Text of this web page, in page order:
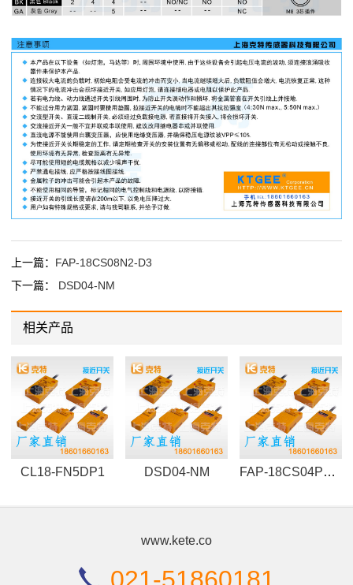
上一篇： FAP-18CS08N2-D3
下一篇： DSD04-NM
相关产品
CL18-FN5DP1 DSD04-NM FAP-18CS04P2-DS8
www.kete.co
021-51860181